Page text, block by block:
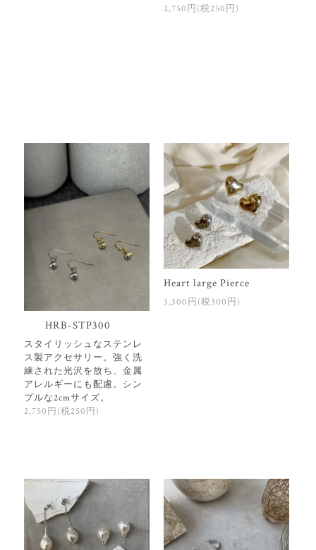
2,750円(税250円)
HRB-STP300
スタイリッシュなステンレ
ス製アクセサリー。強く洗
練された光沢を放ち、金属
アレルギーにも配慮。シン
プルな2cmサイズ。
2,750円(税250円)
Heart large Pierce
3,300円(税300円)